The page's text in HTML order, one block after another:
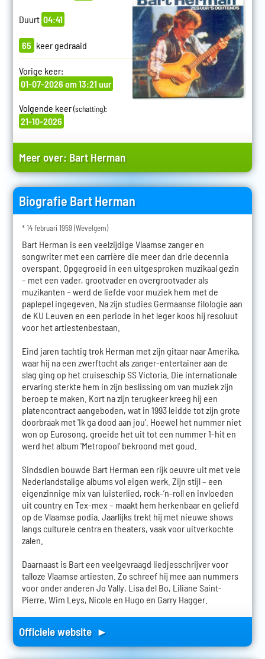
Duurt 04:41
65 keer gedraaid
Vorige keer:
01-07-2026 om 13:21 uur
Volgende keer(schatting):
21-10-2026
Meer over: Bart Herman
Biografie Bart Herman
* 14 februari 1959 (Wevelgem)
Bart Herman is een veelzijdige Vlaamse zanger en
songwriter met een carrière die meer dan drie decennia
overspant. Opgegroeid in een uitgesproken muzikaal gezin
– met een vader, grootvader en overgrootvader als
muzikanten – werd de liefde voor muziek hem met de
paplepel ingegeven. Na zijn studies Germaanse filologie aan
de KU Leuven en een periode in het leger koos hij resoluut
voor het artiestenbestaan.
Eind jaren tachtig trok Herman met zijn gitaar naar Amerika,
waar hij na een zwerftocht als zanger-entertainer aan de
slag ging op het cruiseschip SS Victoria. Die internationale
ervaring sterkte hem in zijn beslissing om van muziek zijn
beroep te maken. Kort na zijn terugkeer kreeg hij een
platencontract aangeboden, wat in 1993 leidde tot zijn grote
doorbraak met 'Ik ga dood aan jou'. Hoewel het nummer niet
won op Eurosong, groeide het uit tot een nummer 1-hit en
werd het album 'Metropool' bekroond met goud.
Sindsdien bouwde Bart Herman een rijk oeuvre uit met vele
Nederlandstalige albums vol eigen werk. Zijn stijl – een
eigenzinnige mix van luisterlied, rock-’n-roll en invloeden
uit country en Tex-mex – maakt hem herkenbaar en geliefd
op de Vlaamse podia. Jaarlijks trekt hij met nieuwe shows
langs culturele centra en theaters, vaak voor uitverkochte
zalen.
Daarnaast is Bart een veelgevraagd liedjesschrijver voor
talloze Vlaamse artiesten. Zo schreef hij mee aan nummers
voor onder anderen Jo Vally, Lisa del Bo, Liliane Saint-
Pierre, Wim Leys, Nicole en Hugo en Garry Hagger.
Officiele website ►